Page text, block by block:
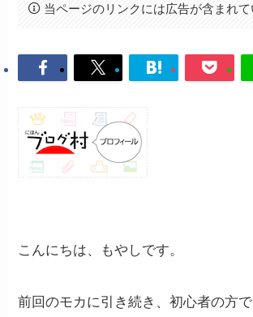
当ページのリンクには広告が含まれて
こんにちは、もやしです。
前回のモカに引き続き、初心者の方